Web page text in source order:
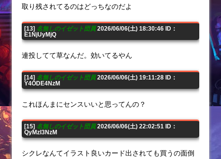
取り残されてるのはどっちなのだよ
[13] 名無しのイゼット団員2026/06/06(土) 18:30:46 ID：
E1NjUyMjQ
連投してて草なんだ。効いてるやん
[14] 名無しのイゼット団員2026/06/06(土) 19:11:28 ID：
Y4ODE4NzM
これほんまにセンスいいと思ってんの？
[15] 名無しのイゼット団員2026/06/06(土) 22:02:51 ID：
QyMzI3NzM
シクレなんてイラスト良いカード出されても買うの面倒